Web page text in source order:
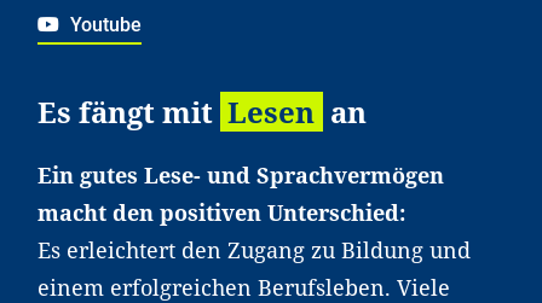
Youtube
Es fängt mit Lesen an
Ein gutes Lese- und Sprachvermögen
macht den positiven Unterschied:
Es erleichtert den Zugang zu Bildung und
einem erfolgreichen Berufsleben. Viele